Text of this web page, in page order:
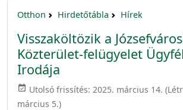
Otthon Hirdetőtábla Hírek
Visszaköltözik a
Közterület-felügyelet
Irodája
event_available Utolsó frissítés: 2025. március 14.
március 5.)